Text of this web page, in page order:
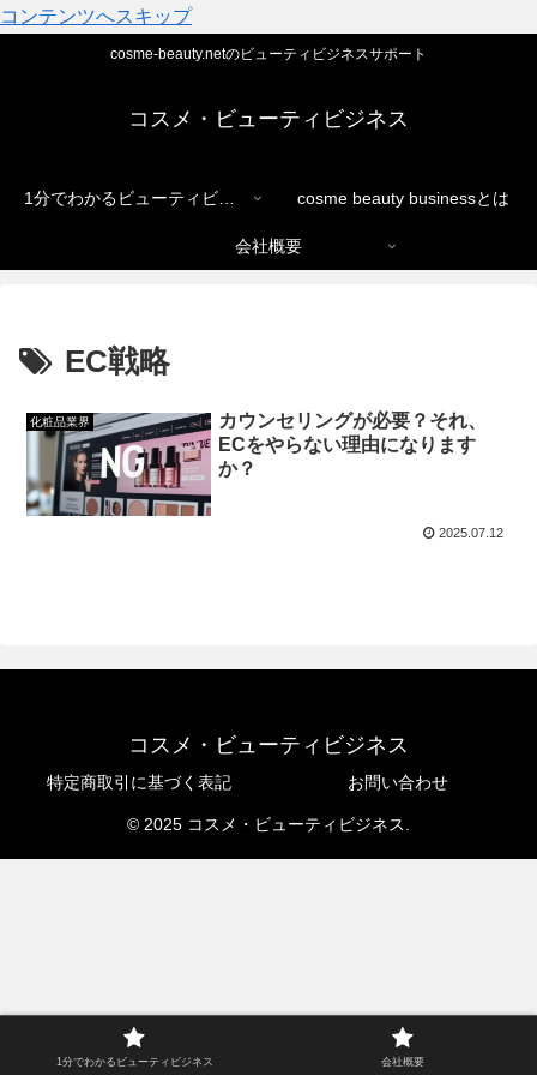
コンテンツへスキップ
cosme-beauty.netのビューティビジネスサポート
コスメ・ビューティビジネス
1分でわかるビューティビジネス cosme beauty businessとは
会社概要
EC戦略
化粧品業界
カウンセリングが必要？それ、
ECをやらない理由になります
か？
2025.07.12
コスメ・ビューティビジネス
特定商取引に基づく表記 お問い合わせ
© 2025 コスメ・ビューティビジネス.
1分でわかるビューティビジネス 会社概要